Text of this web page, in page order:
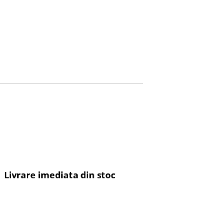
Livrare imediata din stoc